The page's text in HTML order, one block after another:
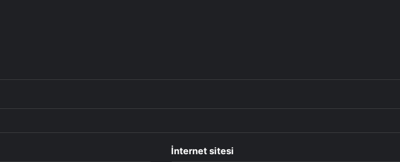
İnternet sitesi